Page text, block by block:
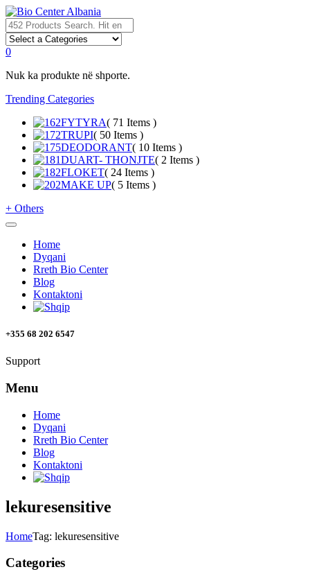
0
Nuk ka produkte në shporte.
Trending Categories
FYTYRA( 71 Items )
TRUPI( 50 Items )
DEODORANT( 10 Items )
DUART- THONJTE( 2 Items )
FLOKET( 24 Items )
MAKE UP( 5 Items )
+ Others
Home
Dyqani
Rreth Bio Center
Blog
Kontaktoni
+355 68 202 6547
Support
Menu
Home
Dyqani
Rreth Bio Center
Blog
Kontaktoni
lekuresensitive
HomeTag: lekuresensitive
Categories